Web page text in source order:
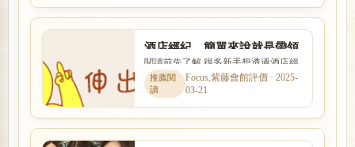
酒店經紀，簡單來說就是帶領
小姐進入八大行業的人
閱讀前先了解 很多新手想透過酒店經
紀找工作，卻不清楚經紀是否可靠、
抽成怎麼算。本文整理「酒...
Focus,紫藤會館評價 · 2025-
03-21